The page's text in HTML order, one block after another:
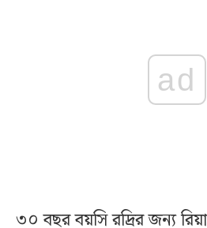
ad
৩০ বছর বয়সি রদ্রির জন্য